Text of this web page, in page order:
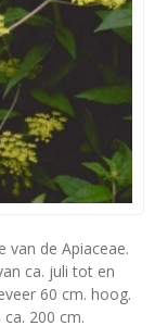
van de Apiaceae.
ca. juli tot en
60 cm. hoog.
200 cm.